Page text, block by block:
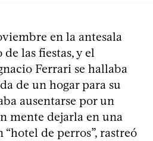
en la antesala
las fiestas, y el
Ferrari se hallaba
de un hogar para su
ausentarse por un
mente dejarla en una
de perros”, rastreó